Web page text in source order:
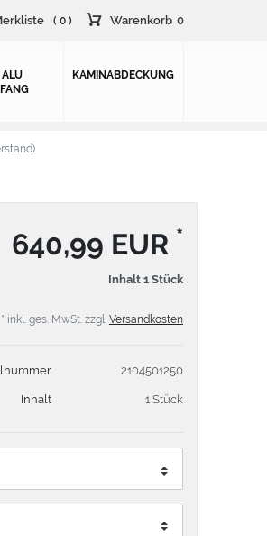
( 0 ) Warenkorb 0
ALU
KAMINABDECKUNG
640,99 EUR *
Inhalt 1 Stück
* inkl. ges. MwSt. zzgl. Versandkosten
2104501250
Inhalt 1 Stück